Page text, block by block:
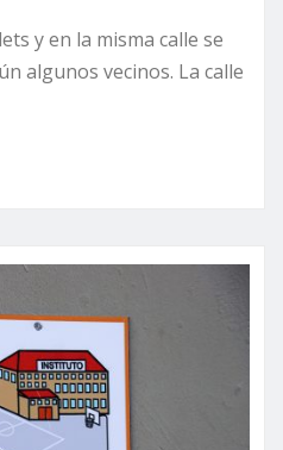
y en la misma calle se
algunos vecinos. La calle